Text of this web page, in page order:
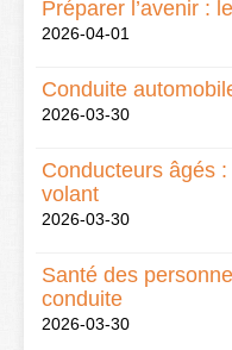
Préparer l’avenir :
2026-04-01
Conduite
2026-03-30
Conducteurs âgés
volant
2026-03-30
Santé des
conduite
2026-03-30